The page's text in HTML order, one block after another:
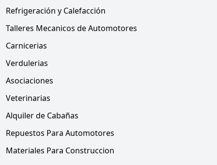
Refrigeración y Calefacción
Talleres Mecanicos de Automotores
Carnicerias
Verdulerias
Asociaciones
Veterinarias
Alquiler de Cabañas
Repuestos Para Automotores
Materiales Para Construccion